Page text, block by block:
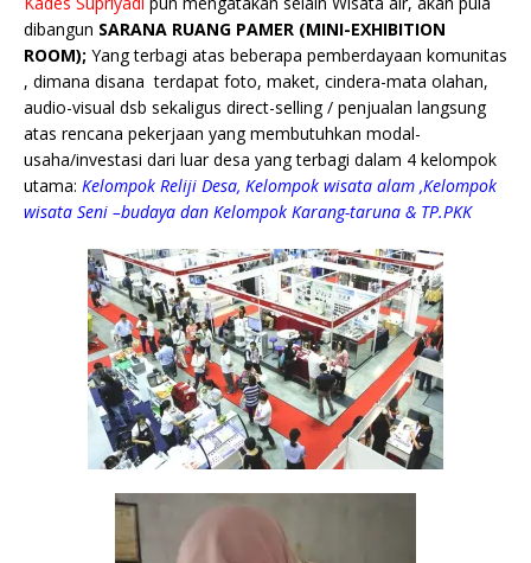
dibangun SARANA RUANG PAMER (MINI-EXHIBITION
ROOM); Yang terbagi atas beberapa pemberdayaan komunitas
, dimana disana terdapat foto, maket, cindera-mata olahan,
audio-visual dsb sekaligus direct-selling / penjualan langsung
atas rencana pekerjaan yang membutuhkan modal-
usaha/investasi dari luar desa yang terbagi dalam 4 kelompok
utama: Kelompok Reliji Desa, Kelompok wisata alam ,Kelompok
wisata Seni –budaya dan Kelompok Karang-taruna & TP.PKK